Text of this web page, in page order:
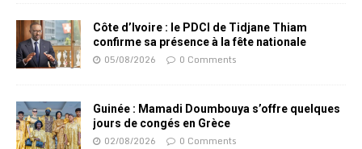
Côte d’Ivoire : le PDCI de Tidjane Thiam
confirme sa présence à la fête nationale
05/08/2026 0 Comments
Guinée : Mamadi Doumbouya s’offre quelques
jours de congés en Grèce
02/08/2026 0 Comments